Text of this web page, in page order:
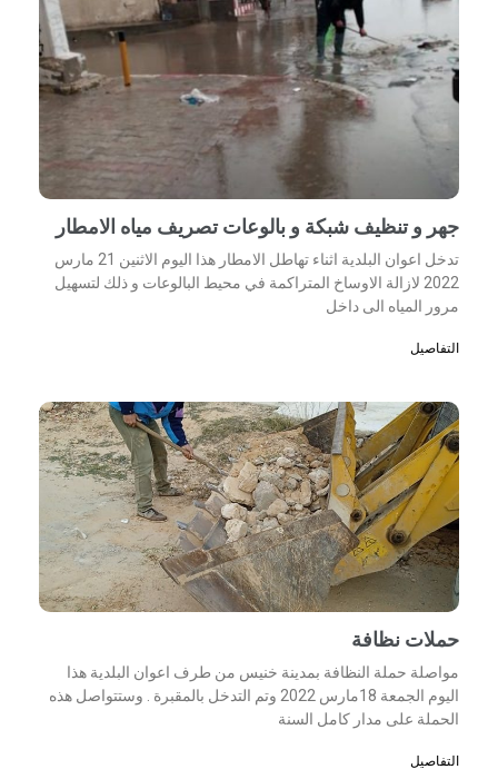
جهر و تنظيف شبكة و بالوعات تصريف مياه الامطار
تدخل اعوان البلدية اثناء تهاطل الامطار هذا اليوم الاثنين 21 مارس
2022 لازالة الاوساخ المتراكمة في محيط البالوعات و ذلك لتسهيل
مرور المياه الى داخل
التفاصيل
حملات نظافة
مواصلة حملة النظافة بمدينة خنيس من طرف اعوان البلدية هذا
اليوم الجمعة 18مارس 2022 وتم التدخل بالمقبرة . وستتواصل هذه
الحملة على مدار كامل السنة
التفاصيل